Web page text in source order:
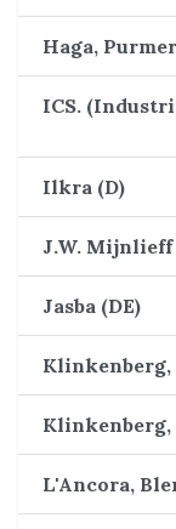
Haga,
ICS.
Ilkra (D)
J.W.
Jasba (DE)
Klinkenberg,
Klinkenberg,
L'Ancora,